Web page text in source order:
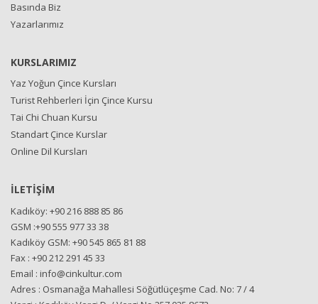
Basında Biz
Yazarlarımız
KURSLARIMIZ
Yaz Yoğun Çince Kursları
Turist Rehberleri İçin Çince Kursu
Tai Chi Chuan Kursu
Standart Çince Kurslar
Online Dil Kursları
İLETİŞİM
Kadıköy: +90 216 888 85 86
GSM :+90 555 977 33 38
Kadıköy GSM: +90 545 865 81 88
Fax : +90 212 291 45 33
Email : info@cinkultur.com
Adres : Osmanağa Mahallesi Söğütlüçeşme Cad. No: 7 / 4